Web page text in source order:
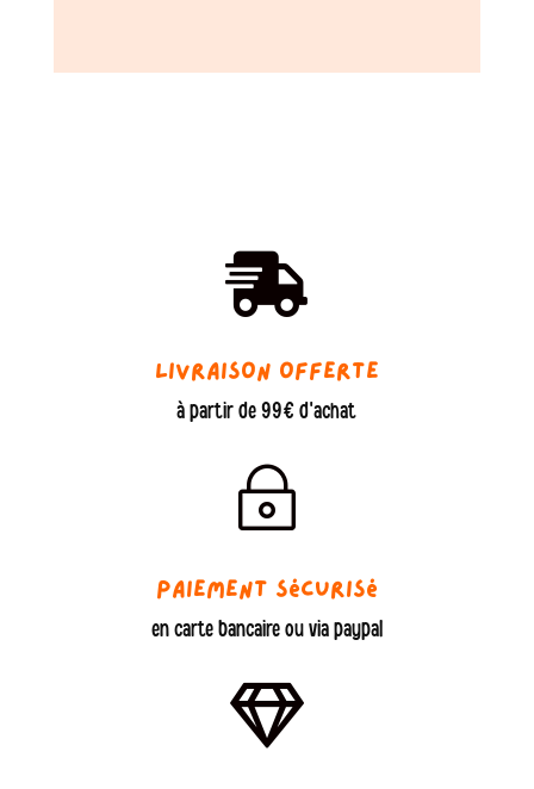

Livraison offerte
à partir de 99€ d'achat
~
Paiement sécurisé
en carte bancaire ou via paypal
